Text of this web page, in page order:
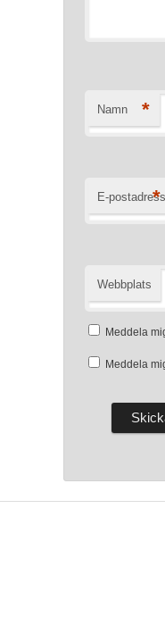
Namn *
E-postadress
*
Webbplats
Meddela
Meddela